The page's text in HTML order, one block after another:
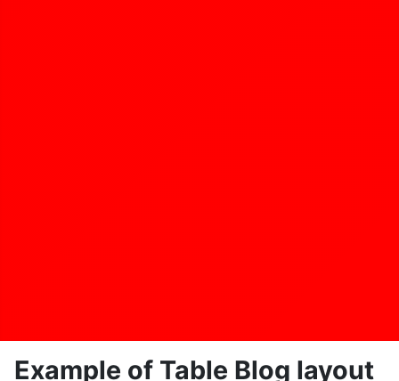
Example of Table Blog layout